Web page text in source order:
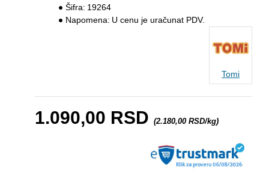
1.090,00 RSD (2.180,00 RSD/kg)
Šifra: 19264
Napomena: U cenu je uračunat PDV.
Tomi